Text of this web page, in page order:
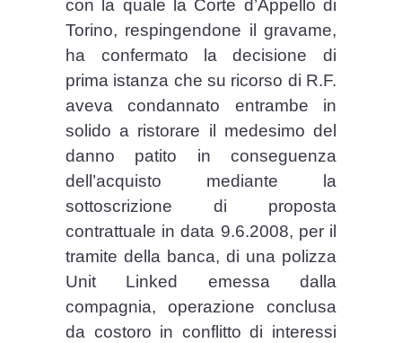
con la quale la Corte d’Appello di
Torino, respingendone il gravame,
ha confermato la decisione di
prima istanza che su ricorso di R.F.
aveva condannato entrambe in
solido a ristorare il medesimo del
danno patito in conseguenza
dell’acquisto mediante la
sottoscrizione di proposta
contrattuale in data 9.6.2008, per il
tramite della banca, di una polizza
Unit Linked emessa dalla
compagnia, operazione conclusa
da costoro in conflitto di interessi